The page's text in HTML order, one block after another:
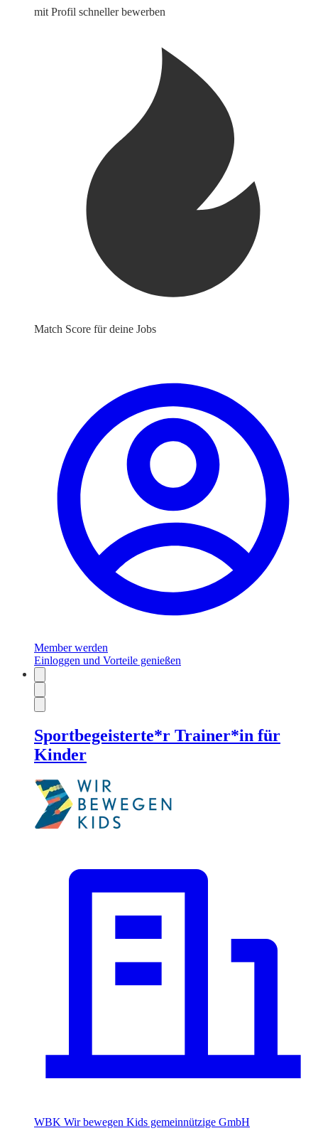
mit Profil schneller bewerben
Match Score für deine Jobs
Member werden
Einloggen und Vorteile genießen
Sportbegeisterte*r Trainer*in für
Kinder
WBK Wir bewegen Kids gemeinnützige GmbH